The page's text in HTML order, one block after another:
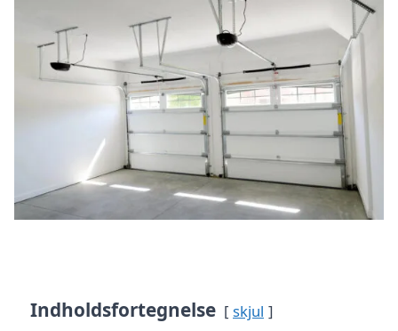
Indholdsfortegnelse skjul